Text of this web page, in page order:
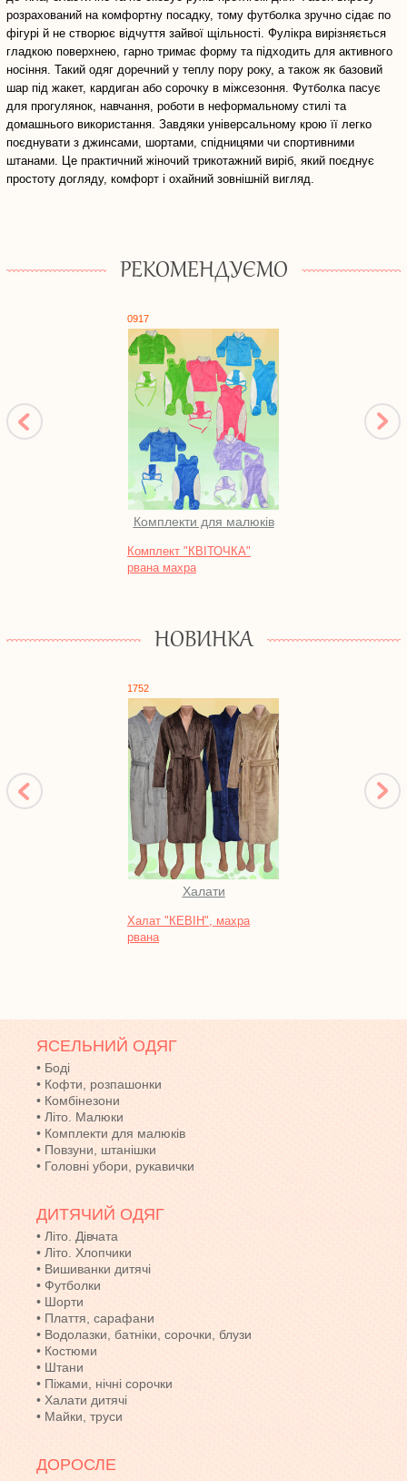
розрахований на комфортну посадку, тому футболка зручно сідає по
фігурі й не створює відчуття зайвої щільності. Фулікра вирізняється
гладкою поверхнею, гарно тримає форму та підходить для активного
носіння. Такий одяг доречний у теплу пору року, а також як базовий
шар під жакет, кардиган або сорочку в міжсезоння. Футболка пасує
для прогулянок, навчання, роботи в неформальному стилі та
домашнього використання. Завдяки універсальному крою її легко
поєднувати з джинсами, шортами, спідницями чи спортивними
штанами. Це практичний жіночий трикотажний виріб, який поєднує
простоту догляду, комфорт і охайний зовнішній вигляд.
РЕКОМЕНДУЄМО
0917
Комплекти для малюків
Комплект "КВІТОЧКА"
рвана махра
НОВИНКА
1752
Халати
Халат "КЕВІН", махра
рвана
ЯСЕЛЬНИЙ ОДЯГ
• Боді
• Кофти, розпашонки
• Комбінезони
• Літо. Малюки
• Комплекти для малюків
• Повзуни, штанішки
• Головні убори, рукавички
ДИТЯЧИЙ ОДЯГ
• Літо. Дівчата
• Літо. Хлопчики
• Вишиванки дитячі
• Футболки
• Шорти
• Плаття, сарафани
• Водолазки, батніки, сорочки, блузи
• Костюми
• Штани
• Піжами, нічні сорочки
• Халати дитячі
• Майки, труси
ДОРОСЛЕ